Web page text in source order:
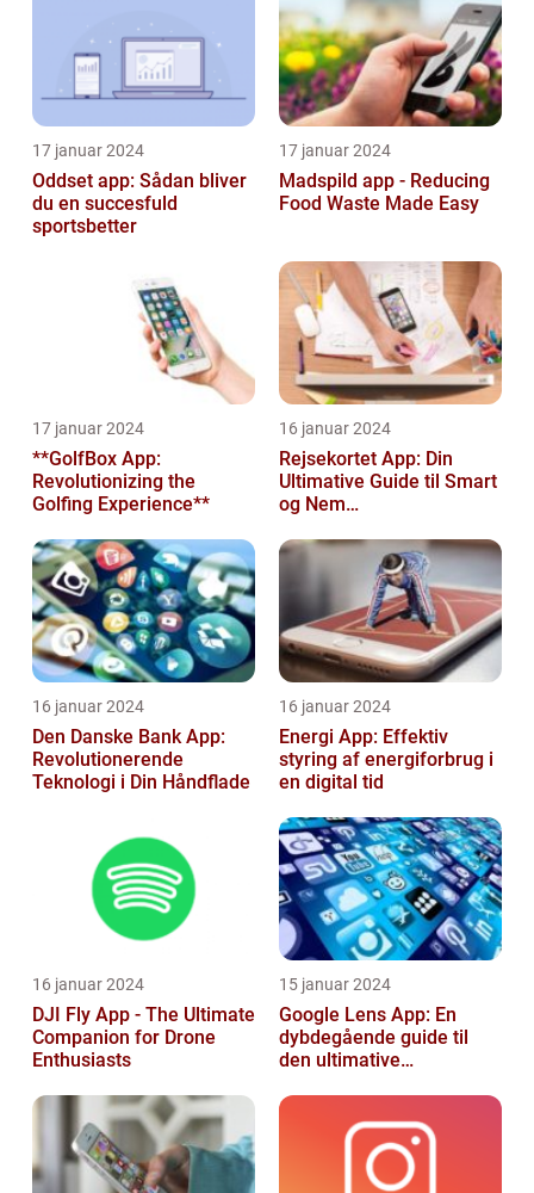
17 januar 2024
Oddset app: Sådan bliver
du en succesfuld
sportsbetter
17 januar 2024
Madspild app - Reducing
Food Waste Made Easy
17 januar 2024
**GolfBox App:
Revolutionizing the
Golfing Experience**
16 januar 2024
Rejsekortet App: Din
Ultimative Guide til Smart
og Nem
16 januar 2024
Den Danske Bank App:
Revolutionerende
Teknologi i Din Håndflade
16 januar 2024
Energi App: Effektiv
styring af energiforbrug i
en digital tid
16 januar 2024
DJI Fly App - The Ultimate
Companion for Drone
Enthusiasts
15 januar 2024
Google Lens App: En
dybdegående guide til
den ultimative